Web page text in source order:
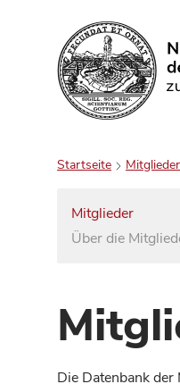
Startseite Mitglieder
Mitglieder
Über die
Die Datenbank